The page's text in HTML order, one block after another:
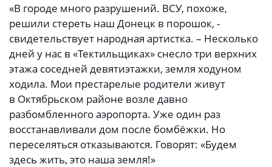
«В городе много разрушений. ВСУ, похоже,
решили стереть наш Донецк в порошок, -
свидетельствует народная артистка. – Несколько
дней у нас в «Тектильщиках» снесло три верхних
этажа соседней девятиэтажки, земля ходуном
ходила. Мои престарелые родители живут
в Октябрьском районе возле давно
разбомбленного аэропорта. Уже один раз
восстанавливали дом после бомбёжки. Но
переселяться отказываются. Говорят: «Будем
здесь жить, это наша земля!»